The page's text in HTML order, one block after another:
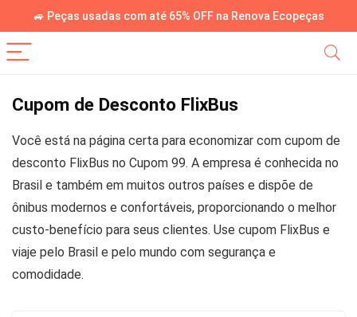
🚙 Peças usadas com até 65% OFF na Renova Ecopeças
Cupom de Desconto FlixBus
Você está na página certa para economizar com cupom de
desconto FlixBus no Cupom 99. A empresa é conhecida no
Brasil e também em muitos outros países e dispõe de
ônibus modernos e confortáveis, proporcionando o melhor
custo-benefício para seus clientes. Use cupom FlixBus e
viaje pelo Brasil e pelo mundo com segurança e
comodidade.